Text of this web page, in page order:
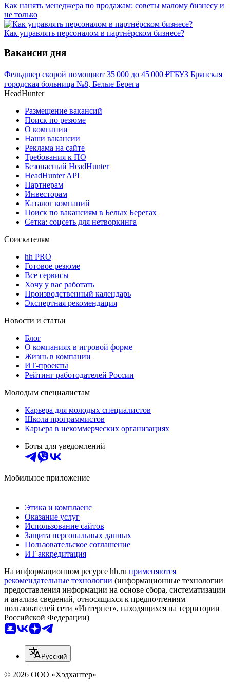
Как нанять менеджера по продажам: советы малому бизнесу и
не только
Как управлять персоналом в партнёрском бизнесе?
Вакансии дня
Фельдшер скорой помощиот 35 000 до 45 000 ₽ГБУЗ Брянская
городская больница №8, Белые Берега
HeadHunter
Размещение вакансий
Поиск по резюме
О компании
Наши вакансии
Реклама на сайте
Требования к ПО
Безопасный HeadHunter
HeadHunter API
Партнерам
Инвесторам
Каталог компаний
Поиск по вакансиям в Белых Берегах
Сетка: соцсеть для нетворкинга
Соискателям
hh PRO
Готовое резюме
Все сервисы
Хочу у вас работать
Производственный календарь
Экспертная рекомендация
Новости и статьи
Блог
О компаниях в игровой форме
Жизнь в компании
ИТ-проекты
Рейтинг работодателей России
Молодым специалистам
Карьера для молодых специалистов
Школа программистов
Карьера в некоммерческих организациях
Боты для уведомлений
Мобильное приложение
Этика и комплаенс
Оказание услуг
Использование сайтов
Защита персональных данных
Пользовательское соглашение
ИТ аккредитация
На информационном ресурсе hh.ru применяются
рекомендательные технологии (информационные технологии
предоставления информации на основе сбора, систематизации
и анализа сведений, относящихся к предпочтениям
пользователей сети «Интернет», находящихся на территории
Российской Федерации)
Русский
© 2026 ООО «Хэдхантер»